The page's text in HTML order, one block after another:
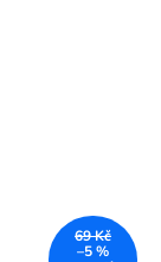
69 Kč
–5 %